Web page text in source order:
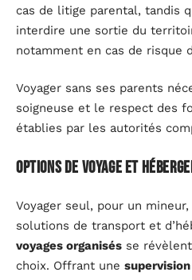
cas de litige parental, tandis
interdire une sortie du
notamment en cas de risque
Voyager sans ses parents
soigneuse et le respect des
établies par les autorités
Options de voyage et
Voyager seul, pour un
solutions de transport et
voyages organisés se
choix. Offrant une